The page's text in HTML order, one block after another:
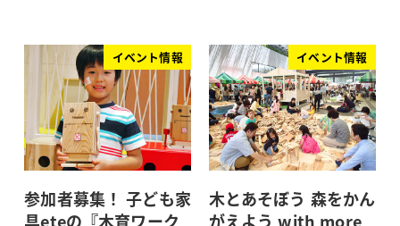
イベント情報
参加者募集！ 子ども家
具eteの『木育ワーク
イベント情報
木とあそぼう 森をかん
がえよう with more